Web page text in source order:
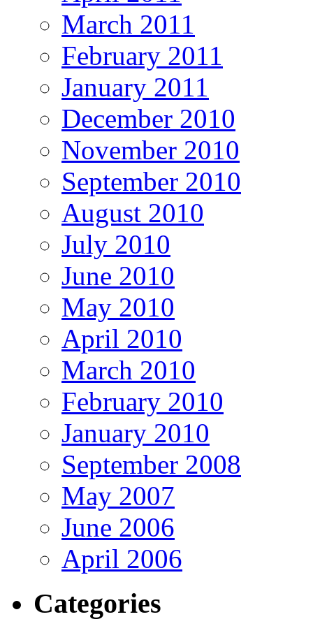
March 2011
February 2011
January 2011
December 2010
November 2010
September 2010
August 2010
July 2010
June 2010
May 2010
April 2010
March 2010
February 2010
January 2010
September 2008
May 2007
June 2006
April 2006
Categories